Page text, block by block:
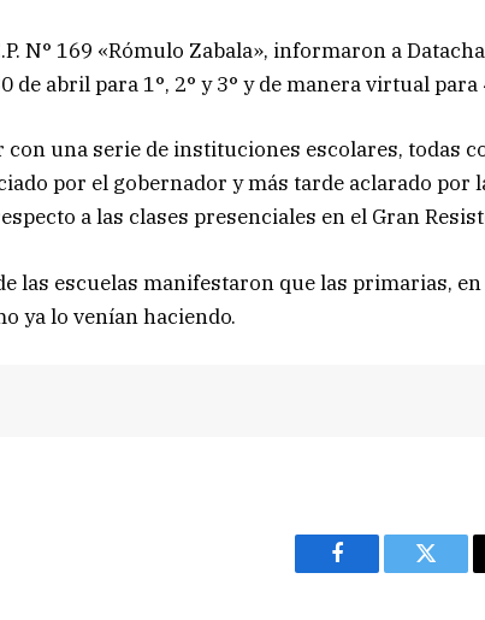
N° 169 «Rómulo Zabala», informaron a
de abril para 1°, 2° y 3° y de manera virtual para
con una serie de instituciones escolares, todas
por el gobernador y más tarde aclarado por
a las clases presenciales en el Gran
las escuelas manifestaron que las primarias,
ya lo venían haciendo.
Facebook